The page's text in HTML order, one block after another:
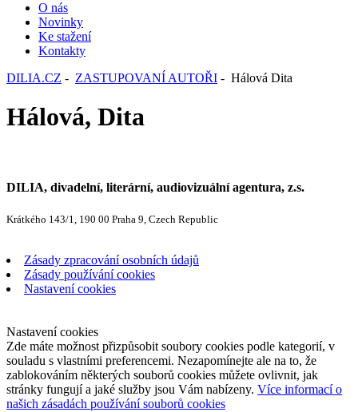
O nás
Novinky
Ke stažení
Kontakty
DILIA.CZ - ZASTUPOVANÍ AUTOŘI - Hálová Dita
Hálová, Dita
DILIA, divadelní, literární, audiovizuální agentura, z.s.
Krátkého 143/1, 190 00 Praha 9, Czech Republic
Zásady zpracování osobních údajů
Zásady používání cookies
Nastavení cookies
Nastavení cookies
Zde máte možnost přizpůsobit soubory cookies podle kategorií, v
souladu s vlastními preferencemi. Nezapomínejte ale na to, že
zablokováním některých souborů cookies můžete ovlivnit, jak
stránky fungují a jaké služby jsou Vám nabízeny. Více informací o
našich zásadách používání souborů cookies